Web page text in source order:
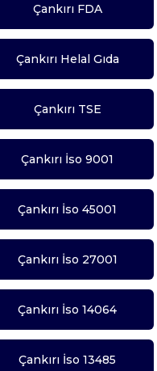
Çankırı FDA
Çankırı Helal Gıda
Çankırı TSE
Çankırı İso 9001
Çankırı İso 45001
Çankırı İso 27001
Çankırı İso 14064
Çankırı İso 13485